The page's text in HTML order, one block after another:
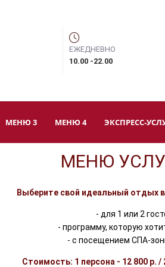
ЕЖЕДНЕВНО
10.00 -22.00
МЕНЮ 3 МЕНЮ 4 ЭКСПРЕСС-
МЕНЮ
Выберите свой идеальный отдых в
- для 1 или 2
- программу, которую
- с посещением СПА-
Стоимость: 1 персона - 12 800 р. /